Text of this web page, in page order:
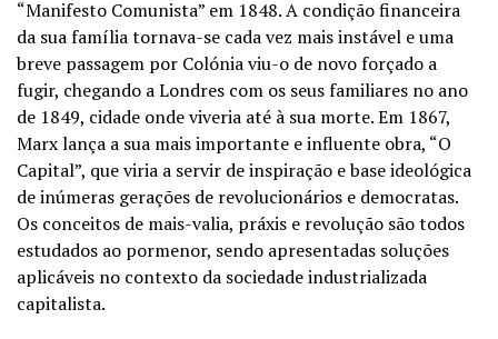
“Manifesto Comunista” em 1848. A condição financeira
da sua família tornava-se cada vez mais instável e uma
breve passagem por Colónia viu-o de novo forçado a
fugir, chegando a Londres com os seus familiares no ano
de 1849, cidade onde viveria até à sua morte. Em 1867,
Marx lança a sua mais importante e influente obra, “O
Capital”, que viria a servir de inspiração e base ideológica
de inúmeras gerações de revolucionários e democratas.
Os conceitos de mais-valia, práxis e revolução são todos
estudados ao pormenor, sendo apresentadas soluções
aplicáveis no contexto da sociedade industrializada
capitalista.